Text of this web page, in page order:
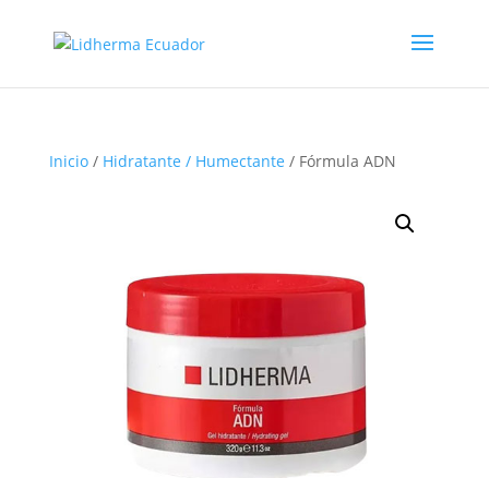
Inicio/ Hidratante / Humectante / Fórmula ADN